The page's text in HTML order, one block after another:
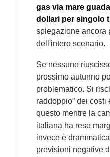
gas via mare
dollari per singolo
spiegazione ancora
dell'intero scenario.
Se nessuno
prossimo autunno
problematico. Si
raddoppio” dei costi
questo mentre la
italiana ha reso
invece è
previsioni negative